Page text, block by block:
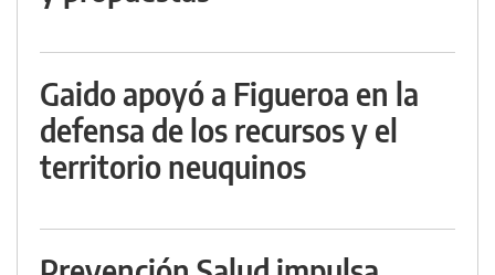
Gaido apoyó a Figueroa en la
defensa de los recursos y el
territorio neuquinos